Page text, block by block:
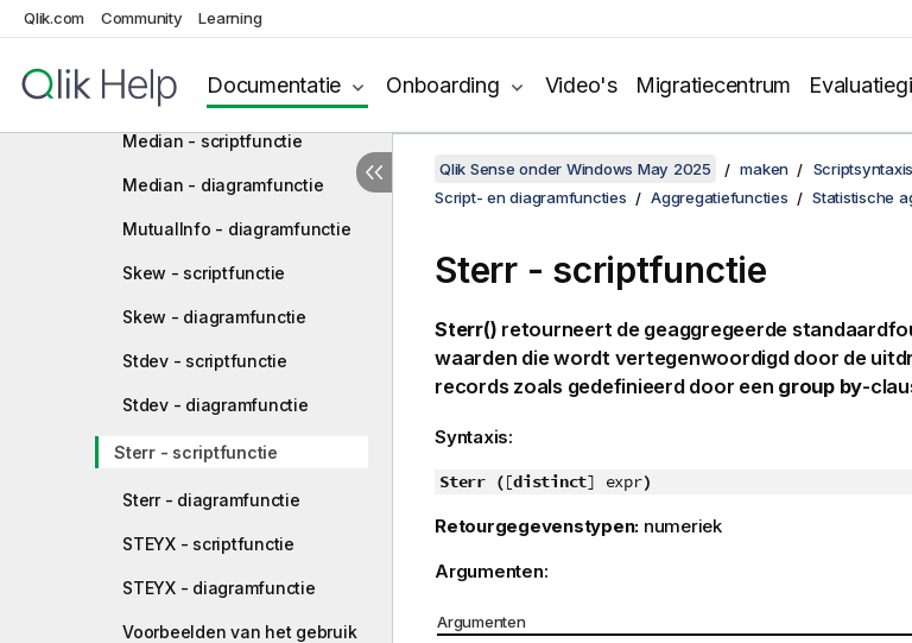
Qlik.com Community Learning
Documentatie Onboarding Video's Migratiecentrum
scriptfunctie
LINEST_SSRESID -
diagramfunctie
Median - scriptfunctie
Median - diagramfunctie
MutualInfo - diagramfunctie
Skew - scriptfunctie
Skew - diagramfunctie
Stdev - scriptfunctie
Stdev - diagramfunctie
Sterr - scriptfunctie
Sterr - diagramfunctie
STEYX - scriptfunctie
STEYX - diagramfunctie
Voorbeelden van het gebruik
Qlik Sense onder Windows May 2025 maken
Script- en diagramfuncties
Aggregatiefuncties Statistische
Sterr - scriptfunctie
Sterr() retourneert de geaggregeerde
waarden die wordt vertegenwoordigd door de
records zoals gedefinieerd door een group by-
Syntaxis:
Sterr ([distinct] expr)
Retourgegevenstypen: numeriek
Argumenten:
Argumenten